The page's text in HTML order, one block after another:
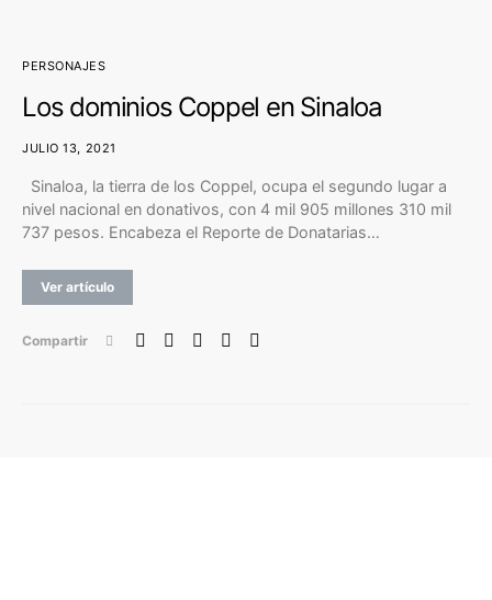
PERSONAJES
Los dominios Coppel en Sinaloa
JULIO 13, 2021
Sinaloa, la tierra de los Coppel, ocupa el segundo lugar a
nivel nacional en donativos, con 4 mil 905 millones 310 mil
737 pesos. Encabeza el Reporte de Donatarias…
Ver artículo
Compartir